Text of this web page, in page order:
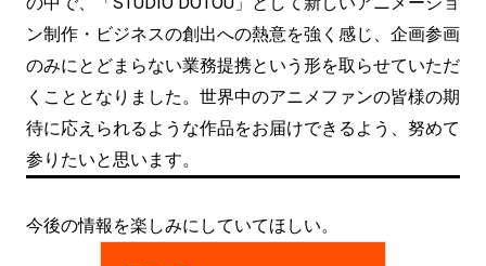
ン制作・ビジネスの創出への熱意を強く感じ、企画参画
のみにとどまらない業務提携という形を取らせていただ
くこととなりました。世界中のアニメファンの皆様の期
待に応えられるような作品をお届けできるよう、努めて
参りたいと思います。
今後の情報を楽しみにしていてほしい。